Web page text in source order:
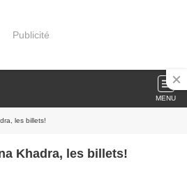
Publicité
MENU
les billets!
Khadra, les billets!